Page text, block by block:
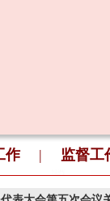
作 | 监督工